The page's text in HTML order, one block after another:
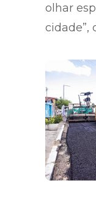
olhar
cidade”,